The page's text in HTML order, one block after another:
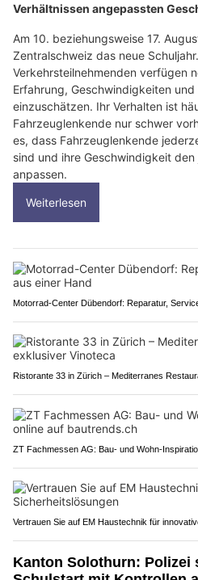
Verhältnissen angepassten
Am 10. beziehungsweise 17.
Zentralschweiz das neue
Verkehrsteilnehmenden verfügen
Erfahrung, Geschwindigkeiten
einzuschätzen. Ihr Verhalten ist
Fahrzeuglenkende nur schwer
es, dass Fahrzeuglenkende
sind und ihre Geschwindigkeit
anpassen.
Weiterlesen
Motorrad-Center Dübendorf: Reparatur,
Ristorante 33 in Zürich – Mediterranes
ZT Fachmessen AG: Bau- und Wohn-
Vertrauen Sie auf EM Haustechnik für
Kanton Solothurn: Polizei